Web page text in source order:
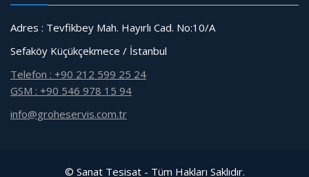
Adres : Tevfikbey Mah. Hayırlı Cad. No:10/A
Sefaköy Küçükçekmece / İstanbul
Telefon : +90 212 599 25 24
GSM : +90 546 978 15 94
info@groheservis.com.tr
© Sanat Tesisat - Tüm Hakları Saklıdır.